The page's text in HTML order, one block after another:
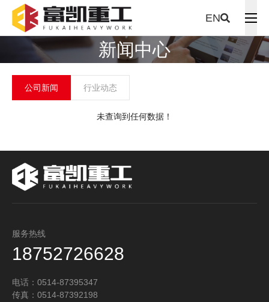
EN
新闻中心
公司新闻 行业动态
未查询到任何数据！
服务热线
18752726628
电话：0514-87395347
传真：0514-87392198